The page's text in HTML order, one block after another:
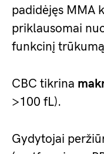
padidėjęs MMA
priklausomai
funkcinį
CBC tikrina
>100 fL).
Gydytojai